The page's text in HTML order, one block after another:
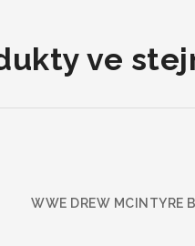
ve
WWE DREW MCINTYRE